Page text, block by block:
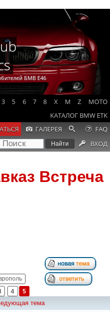
БМВ Е46
3 5 6 7 8 X M Z
MOTO
КАТАЛОГ BMW ETK
ГАЛЕРЕЯ
FAQ
ВХОД
Встреча
4 5
тема